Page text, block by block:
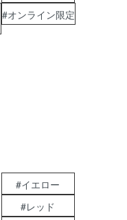
#オンライン限定
#イエロー
#レッド